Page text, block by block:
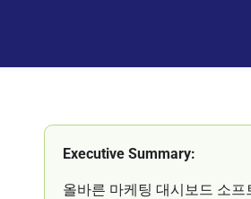
Executive Summary:
올바른 마케팅 대시보드 소